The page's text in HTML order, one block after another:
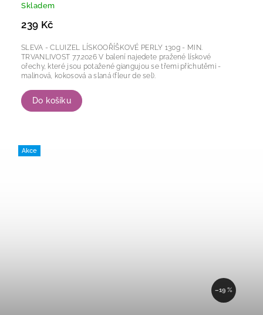
Skladem
239 Kč
Do košíku
SLEVA - CLUIZEL LÍSKOOŘÍŠKOVÉ PERLY 130g - MIN.
TRVANLIVOST 7.7.2026 V balení najedete pražené lískové
ořechy, které jsou potažené giangujou se třemi příchutěmi -
Akce
–19 %